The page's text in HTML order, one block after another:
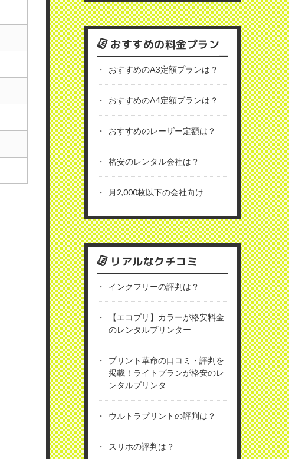
おすすめの料金プラン
おすすめのA3定額プランは？
おすすめのA4定額プランは？
おすすめのレーザー定額は？
格安のレンタル会社は？
月2,000枚以下の会社向け
リアルなクチコミ
インクフリーの評判は？
【エコプリ】カラーが格安料金
のレンタルプリンター
プリント革命の口コミ・評判を
掲載！ライトプランが格安のレ
ンタルプリンタ―
ウルトラプリントの評判は？
スリホの評判は？